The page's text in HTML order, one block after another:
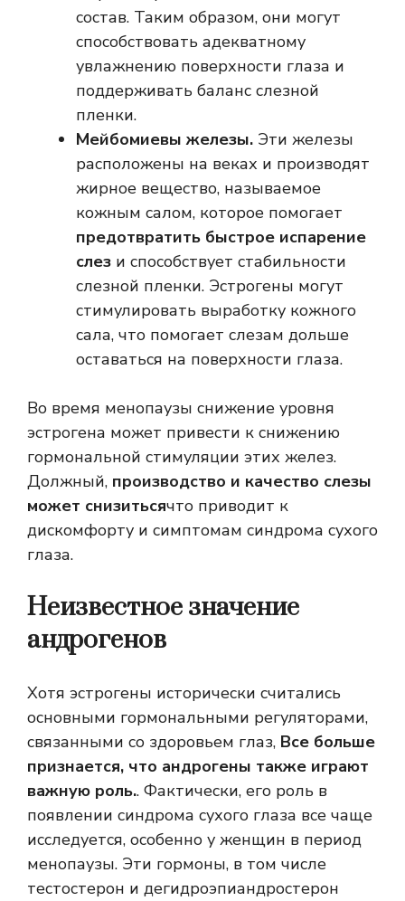
состав. Таким образом, они могут
способствовать адекватному
увлажнению поверхности глаза и
поддерживать баланс слезной
пленки.
Мейбомиевы железы. Эти железы
расположены на веках и производят
жирное вещество, называемое
кожным салом, которое помогает
предотвратить быстрое испарение
слез и способствует стабильности
слезной пленки. Эстрогены могут
стимулировать выработку кожного
сала, что помогает слезам дольше
оставаться на поверхности глаза.
Во время менопаузы снижение уровня
эстрогена может привести к снижению
гормональной стимуляции этих желез.
Должный, производство и качество слезы
может снизитьсячто приводит к
дискомфорту и симптомам синдрома сухого
глаза.
Неизвестное значение
андрогенов
Хотя эстрогены исторически считались
основными гормональными регуляторами,
связанными со здоровьем глаз, Все больше
признается, что андрогены также играют
важную роль.. Фактически, его роль в
появлении синдрома сухого глаза все чаще
исследуется, особенно у женщин в период
менопаузы. Эти гормоны, в том числе
тестостерон и дегидроэпиандростерон